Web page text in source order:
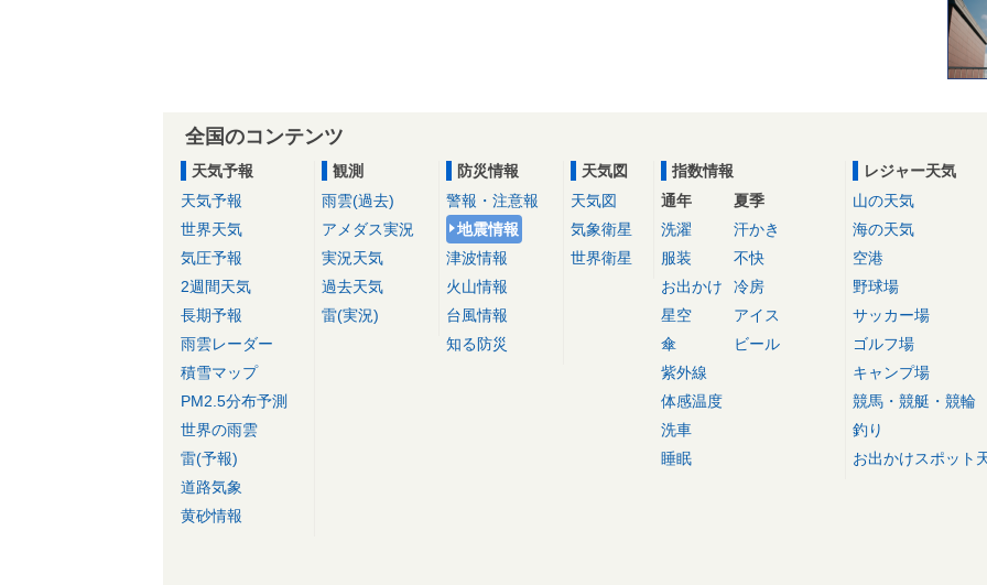
全国のコンテンツ
天気予報
天気予報
世界天気
気圧予報
2週間天気
長期予報
雨雲レーダー
積雪マップ
PM2.5分布予測
世界の雨雲
雷(予報)
道路気象
黄砂情報
観測
雨雲(過去)
アメダス実況
実況天気
過去天気
雷(実況)
防災情報
警報・注意報
地震情報
津波情報
火山情報
台風情報
知る防災
天気図
天気図
気象衛星
世界衛星
指数情報
通年
洗濯
服装
お出かけ
星空
傘
紫外線
体感温度
洗車
睡眠
夏季
汗かき
不快
冷房
アイス
ビール
レジャー天気
山の天気
海の天気
空港
野球場
サッカー場
ゴルフ場
キャンプ場
競馬・競艇・競輪
釣り
お出かけスポット